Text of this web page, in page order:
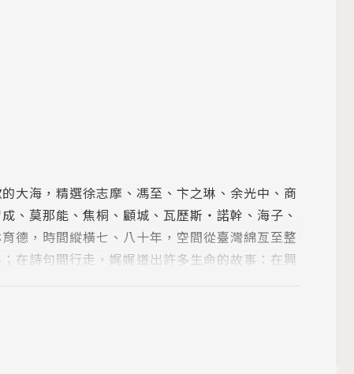
大海，精選徐志摩、馮至、卞之琳、余光中、商
、莫那能、焦桐、顧城、瓦歷斯‧諾幹、海子、
德，時間縱橫七、八十年，空間從臺灣綿亙至整
在詩句間行走，娓娓道出許多生命的故事：在興
。